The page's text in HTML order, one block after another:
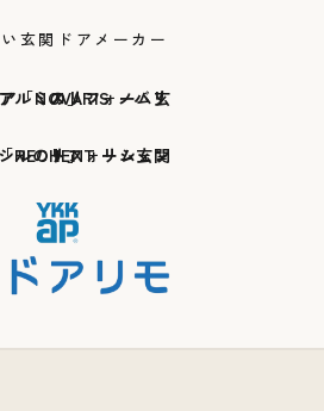
玄関ドアメーカー